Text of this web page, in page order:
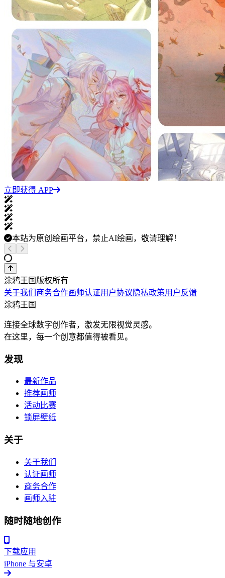
立即获得 APP
本站为原创绘画平台，禁止AI绘画，敬请理解！
涂鸦王国版权所有
关于我们 商务合作画师认证用户协议 隐私政策用户反馈
涂鸦王国
连接全球数字创作者，激发无限视觉灵感。
在这里，每一个创意都值得被看见。
发现
最新作品
推荐画师
活动比赛
锁屏壁纸
关于
关于我们
认证画师
商务合作
画师入驻
随时随地创作
下载应用
iPhone 与安卓